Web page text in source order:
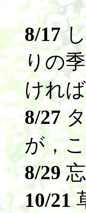
8/17し
りの
けれ
8/27
が，
8/29忘
10/21